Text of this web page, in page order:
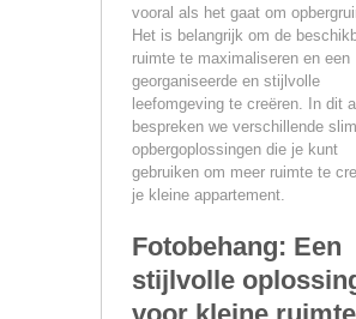
vooral als het gaat om
Het is belangrijk om de
ruimte te maximaliseren en een
georganiseerde en stijlvolle
leefomgeving te creëren. In dit
bespreken we verschillende
opbergoplossingen die je kunt
gebruiken om meer ruimte te
je kleine appartement.
Fotobehang: Een
stijlvolle